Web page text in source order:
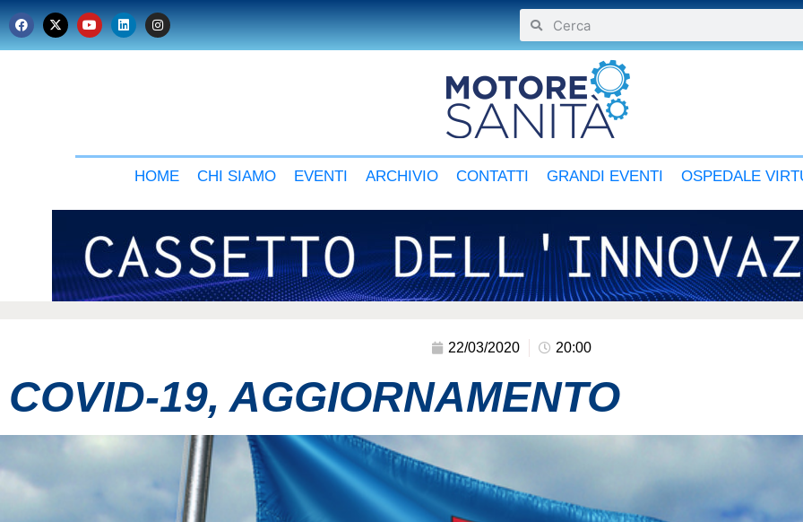
HOME CHI SIAMO EVENTI ARCHIVIO CONTATTI GRANDI EVENTI OSPEDALE
22/03/2020 20:00
COVID-19, AGGIORNAMENTO